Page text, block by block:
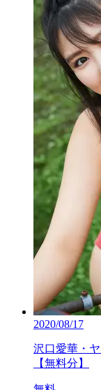
2020/08/17
沢口愛華・
【無料分】